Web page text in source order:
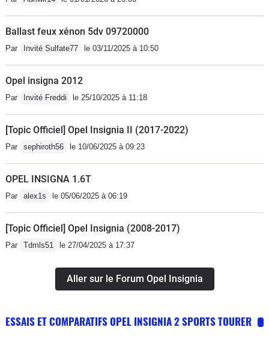
Ballast feux xénon 5dv 09720000
Par Invité Sulfate77 le 03/11/2025 à 10:50
Opel insigna 2012
Par Invité Freddi le 25/10/2025 à 11:18
[Topic Officiel] Opel Insignia II (2017-2022)
Par sephiroth56 le 10/06/2025 à 09:23
OPEL INSIGNA 1.6T
Par alex1s le 05/06/2025 à 06:19
[Topic Officiel] Opel Insignia (2008-2017)
Par Tdmls51 le 27/04/2025 à 17:37
Aller sur le Forum Opel Insignia
ESSAIS ET COMPARATIFS OPEL INSIGNIA 2 SPORTS TOURER